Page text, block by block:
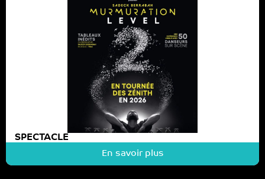
SPECTACLE
En savoir plus